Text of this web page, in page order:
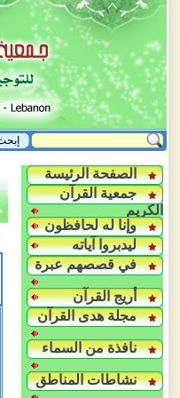
الصفحة الرئيسة
جمعية القرآن
الكريم
وإنا له لحافظون
ليدبروا آياته
في قصصهم عبرة
أريج القرآن
مجلة هدى القرآن
نافذة من السماء
نشاطات المناطق